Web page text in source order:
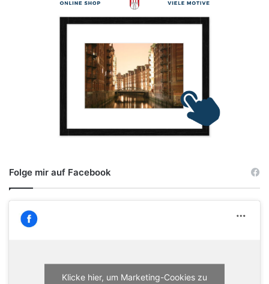
Folge mir auf Facebook
Klicke hier, um Marketing-Cookies zu